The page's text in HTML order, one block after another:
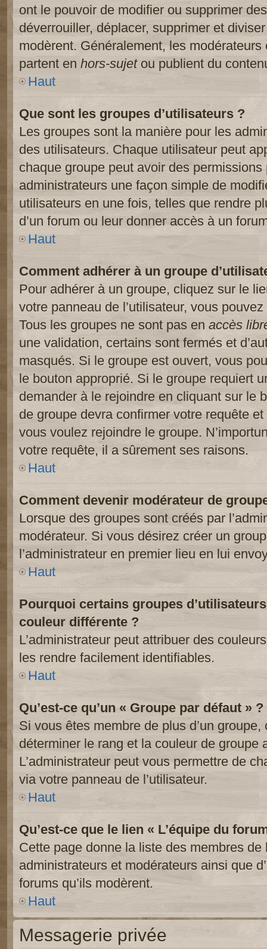
ont le pouvoir de modifier ou supprimer
déverrouiller, déplacer, supprimer et
modèrent. Généralement, les
partent en hors-sujetou publient du
Haut
Que sont les groupes d’utilisateurs ?
Les groupes sont la manière pour les
des utilisateurs. Chaque utilisateur peut
chaque groupe peut avoir des
administrateurs une façon simple de
utilisateurs en une fois, telles que rendre
d’un forum ou leur donner accès à un
Haut
Comment adhérer à un groupe
Pour adhérer à un groupe, cliquez sur le
votre panneau de l’utilisateur, vous
Tous les groupes ne sont pas en accès
une validation, certains sont fermés et
masqués. Si le groupe est ouvert, vous
le bouton approprié. Si le groupe requiert
demander à le rejoindre en cliquant sur le
de groupe devra confirmer votre requête
vous voulez rejoindre le groupe.
votre requête, il a sûrement ses raisons.
Haut
Comment devenir modérateur de
Lorsque des groupes sont créés par
modérateur. Si vous désirez créer un
l’administrateur en premier lieu en lui
Haut
Pourquoi certains groupes
couleur différente ?
L’administrateur peut attribuer des
les rendre facilement identifiables.
Haut
Qu’est-ce qu’un « Groupe par défaut » ?
Si vous êtes membre de plus d’un
déterminer le rang et la couleur de groupe
L’administrateur peut vous permettre de
via votre panneau de l’utilisateur.
Haut
Qu’est-ce que le lien « L’équipe du
Cette page donne la liste des membres de
administrateurs et modérateurs ainsi que
forums qu’ils modèrent.
Haut
Messagerie privée